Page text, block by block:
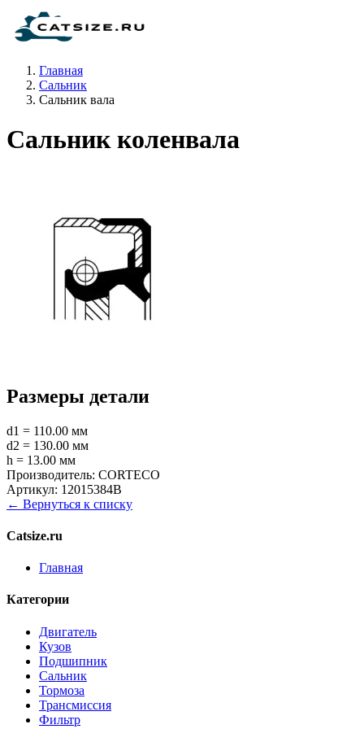
Главная
Сальник
Сальник вала
Сальник коленвала
Размеры детали
d1 = 110.00 мм
d2 = 130.00 мм
h = 13.00 мм
Производитель: CORTECO
Артикул: 12015384B
← Вернуться к списку
Catsize.ru
Главная
Категории
Двигатель
Кузов
Подшипник
Сальник
Тормоза
Трансмиссия
Фильтр